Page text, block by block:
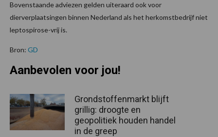
Bovenstaande adviezen gelden uiteraard ook voor
dierverplaatsingen binnen Nederland als het herkomstbedrijf niet
leptospirose-vrij is.
Bron: GD
Aanbevolen voor jou!
Grondstoffenmarkt blijft
grillig: droogte en
geopolitiek houden handel
in de greep